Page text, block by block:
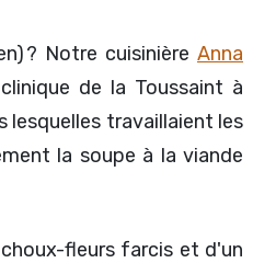
? Notre cuisinièreAnna
de la Toussaint à
lesquelles travaillaient les
la soupe à la viande
fleurs farcis et d'un